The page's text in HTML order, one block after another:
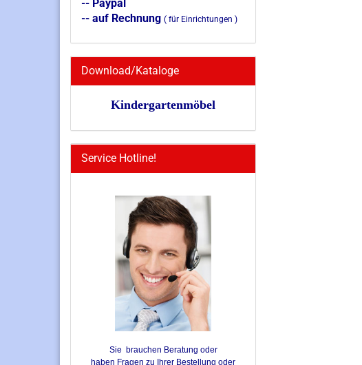
-- Paypal
-- auf Rechnung ( für Einrichtungen )
Download/Kataloge
Kindergartenmöbel
Service Hotline!
Sie brauchen Beratung oder
haben Fragen zu Ihrer Bestellung oder